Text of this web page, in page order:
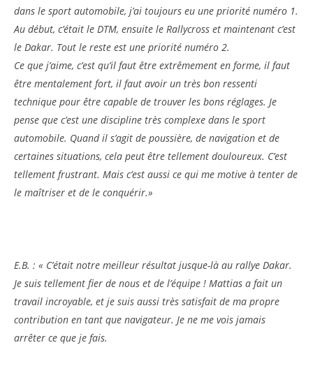
dans le sport automobile, j’ai toujours eu une priorité numéro 1.
Au début, c’était le DTM, ensuite le Rallycross et maintenant c’est
le Dakar. Tout le reste est une priorité numéro 2.
Ce que j’aime, c’est qu’il faut être extrêmement en forme, il faut
être mentalement fort, il faut avoir un très bon ressenti
technique pour être capable de trouver les bons réglages. Je
pense que c’est une discipline très complexe dans le sport
automobile. Quand il s’agit de poussière, de navigation et de
certaines situations, cela peut être tellement douloureux. C’est
tellement frustrant. Mais c’est aussi ce qui me motive à tenter de
le maîtriser et de le conquérir.»
E.B. : « C’était notre meilleur résultat jusque-là au rallye Dakar.
Je suis tellement fier de nous et de l’équipe ! Mattias a fait un
travail incroyable, et je suis aussi très satisfait de ma propre
contribution en tant que navigateur. Je ne me vois jamais
arrêter ce que je fais.